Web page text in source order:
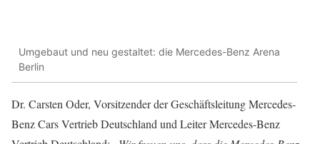
Umgebaut und neu gestaltet: die Mercedes-Benz Arena
Berlin
Dr. Carsten Oder, Vorsitzender der Geschäftsleitung Mercedes-
Benz Cars Vertrieb Deutschland und Leiter Mercedes-Benz